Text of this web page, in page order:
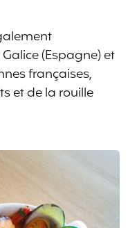
(Espagne) et
françaises,
et de la rouille